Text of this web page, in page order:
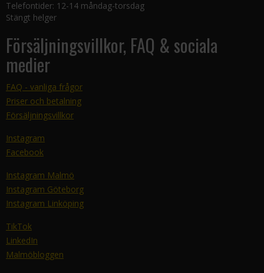
Telefontider: 12-14 måndag-torsdag
Stängt helger
Försäljningsvillkor, FAQ & sociala
medier
FAQ - vanliga frågor
Priser och betalning
Försäljningsvillkor
Instagram
Facebook
Instagram Malmö
Instagram Göteborg
Instagram Linköping
TikTok
LinkedIn
Malmöbloggen